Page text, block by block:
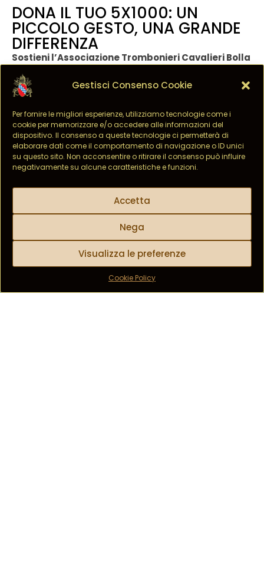
Gestisci Consenso Cookie
Per fornire le migliori esperienze, utilizziamo tecnologie come i
cookie per memorizzare e/o accedere alle informazioni del
dispositivo. Il consenso a queste tecnologie ci permetterà di
elaborare dati come il comportamento di navigazione o ID unici
su questo sito. Non acconsentire o ritirare il consenso può influire
negativamente su alcune caratteristiche e funzioni.
Accetta
Nega
Visualizza le preferenze
Cookie Policy
DONA IL TUO 5X1000: UN
PICCOLO GESTO, UNA GRANDE
DIFFERENZA
Sostieni l’Associazione Trombonieri Cavalieri Bolla
Con il
Codice Fiscale 95171070659, puoi contribuire
Aiutaci a mantenere vive le tradizioni e a supportare
chi è in difficoltà. Un gesto semplice che può fare
davvero tanto. Grazie per il tuo sostegno!